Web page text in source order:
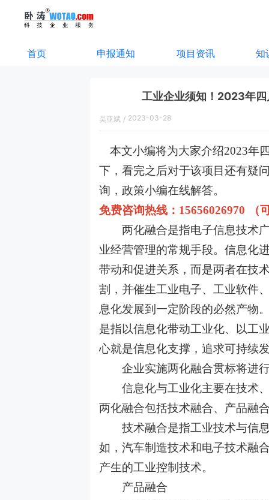
首页 申报通知 项目资讯 知
工业企业须知！2023年
吴亚斌 / 2023-03-28
本文小编将为大家介绍2023年
下， 看完之后对于该项目还有疑
询，政策小编在线解答。
免费咨询热线： 15656026970 （
两化融合是指电子信息技术广
业经营管理的常规手段。信息化
带动和促进关系，而是两者在技
割，并催生工业电子、工业软件
息化发展到一定阶段的必然产物
是指以信息化带动工业化、以工
心就是信息化支撑，追求可持续
企业实施两化融合贯标将进行
信息化与工业化主要在技术
两化融合包括技术融合、产品融
技术融合是指工业技术与信息
如，汽车制造技术和电子技术融
产生的工业控制技术。
产品融合